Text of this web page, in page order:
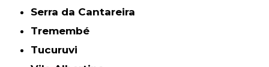
Serra da Cantareira
Tremembé
Tucuruvi